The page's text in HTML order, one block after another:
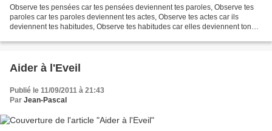
Observe tes pensées car tes pensées deviennent tes paroles, Observe tes
paroles car tes paroles deviennent tes actes, Observe tes actes car ils
deviennent tes habitudes, Observe tes habitudes car elles deviennent ton
Aider à l'Eveil
Publié le 11/09/2011 à 21:43
Par Jean-Pascal